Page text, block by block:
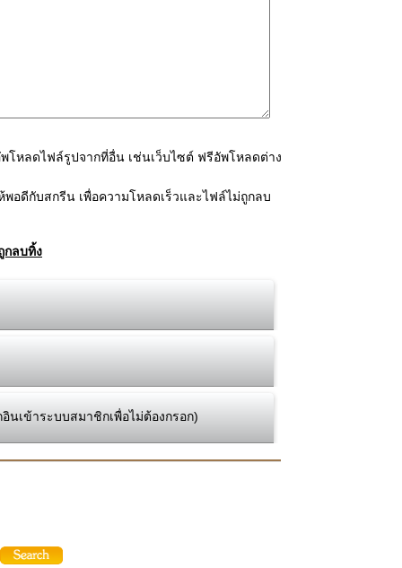
โหลดไฟล์รูปจากที่อื่น เช่นเว็บไซต์ ฟรีอัพโหลดต่าง
อดีกับสกรีน เพื่อความโหลดเร็วและไฟล์ไม่ถูกลบ
กลบทิ้ง
นเข้าระบบสมาชิกเพื่อไม่ต้องกรอก)